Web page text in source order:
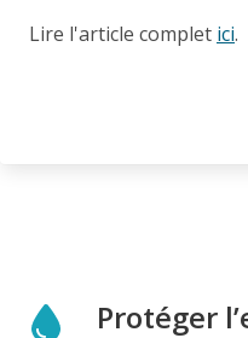
Lire l'article complet ici.
Protéger